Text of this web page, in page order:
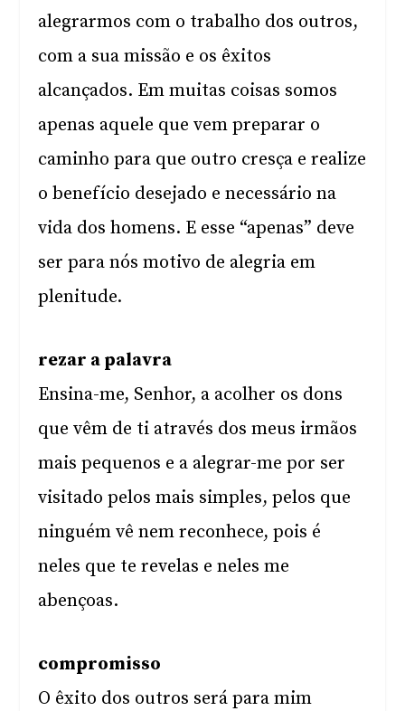
alegrarmos com o trabalho dos outros,
com a sua missão e os êxitos
alcançados. Em muitas coisas somos
apenas aquele que vem preparar o
caminho para que outro cresça e realize
o benefício desejado e necessário na
vida dos homens. E esse “apenas” deve
ser para nós motivo de alegria em
plenitude.
rezar a palavra
Ensina-me, Senhor, a acolher os dons
que vêm de ti através dos meus irmãos
mais pequenos e a alegrar-me por ser
visitado pelos mais simples, pelos que
ninguém vê nem reconhece, pois é
neles que te revelas e neles me
abençoas.
compromisso
O êxito dos outros será para mim